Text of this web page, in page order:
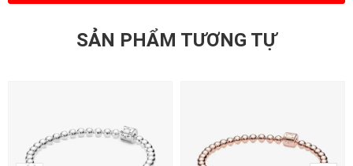
SẢN PHẨM TƯƠNG TỰ